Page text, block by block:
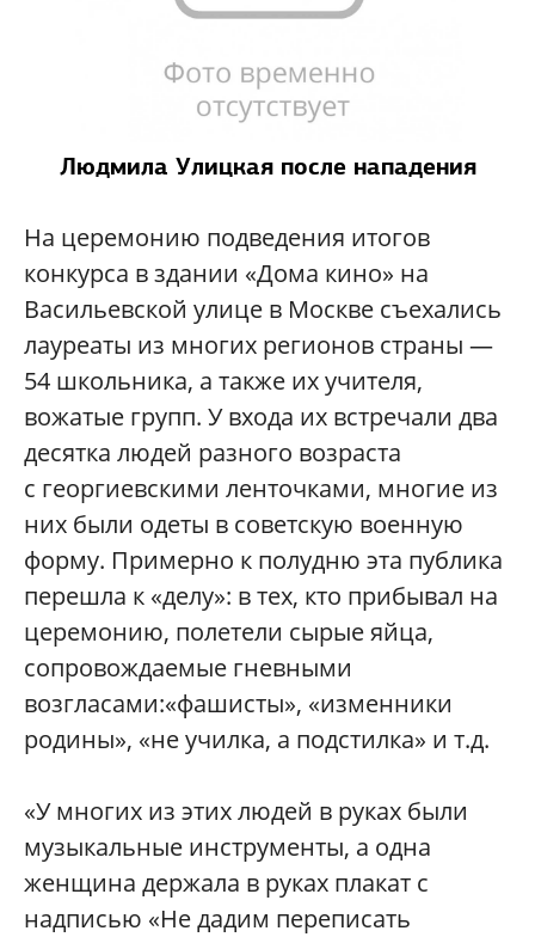
Людмила Улицкая после нападения
На церемонию подведения итогов
конкурса в здании «Дома кино» на
Васильевской улице в Москве съехались
лауреаты из многих регионов страны —
54 школьника, а также их учителя,
вожатые групп. У входа их встречали два
десятка людей разного возраста
с георгиевскими ленточками, многие из
них были одеты в советскую военную
форму. Примерно к полудню эта публика
перешла к «делу»: в тех, кто прибывал на
церемонию, полетели сырые яйца,
сопровождаемые гневными
возгласами:«фашисты», «изменники
родины», «не училка, а подстилка» и т.д.
«У многих из этих людей в руках были
музыкальные инструменты, а одна
женщина держала в руках плакат с
надписью «Не дадим переписать